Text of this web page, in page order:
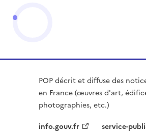
POP décrit et diffuse des
en France (œuvres d'art,
photographies, etc.)
info.gouv.fr
service-